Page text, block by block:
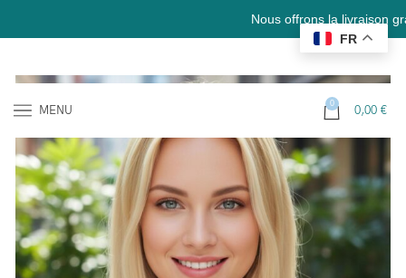
Nous offrons la livraison gratuite
MENU 0 0,00 €
FR